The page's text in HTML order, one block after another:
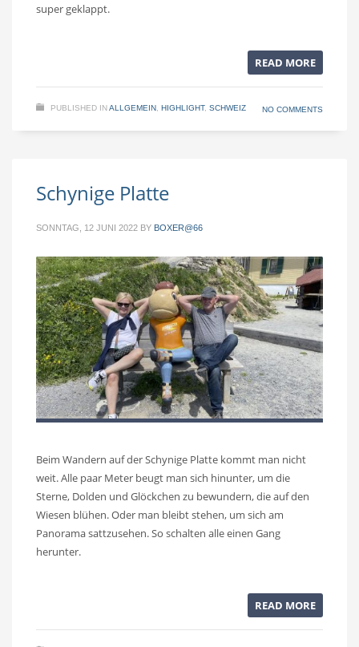
super geklappt.
READ MORE
PUBLISHED INALLGEMEIN HIGHLIGHT, SCHWEIZ NO COMMENTS
Schynige Platte
SONNTAG, 12 JUNI 2022 BY BOXER@66
Beim Wandern auf der Schynige Platte kommt man nicht
weit. Alle paar Meter beugt man sich hinunter, um die
Sterne, Dolden und Glöckchen zu bewundern, die auf den
Wiesen blühen. Oder man bleibt stehen, um sich am
Panorama sattzusehen. So schalten alle einen Gang
herunter.
READ MORE